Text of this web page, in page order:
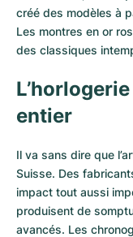
créé des modèles à
Les montres en or
des classiques
entier
Il va sans dire que
Suisse. Des
impact tout aussi
produisent de
avancés. Les